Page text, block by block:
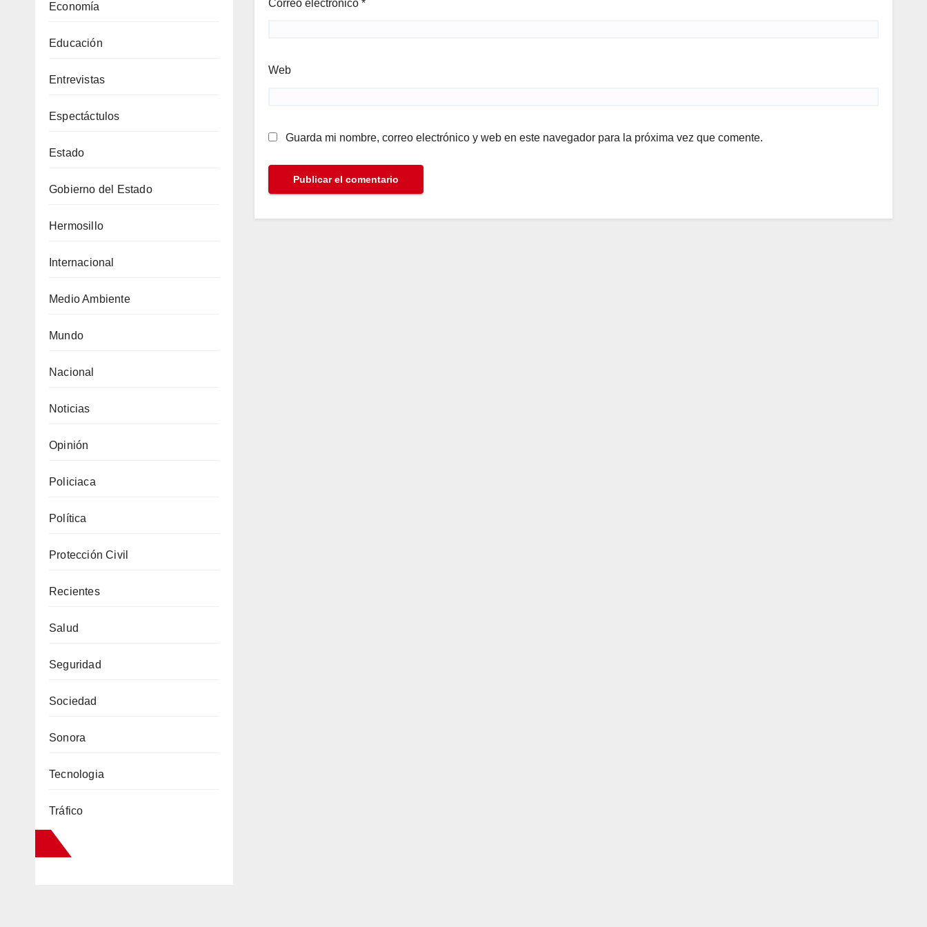
Economía
Educación
Entrevistas
Espectáctulos
Estado
Gobierno del Estado
Hermosillo
Internacional
Medio Ambiente
Mundo
Nacional
Noticias
Opinión
Policiaca
Política
Protección Civil
Recientes
Salud
Seguridad
Sociedad
Sonora
Tecnologia
Tráfico
Correo electrónico *
Web
Guarda mi nombre, correo electrónico y web en este navegador para la próxima vez que comente.